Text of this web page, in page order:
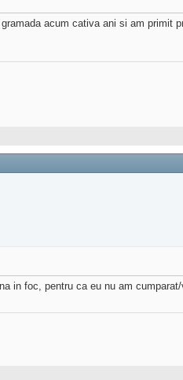
acum cativa ani si am primit
in foc, pentru ca eu nu am